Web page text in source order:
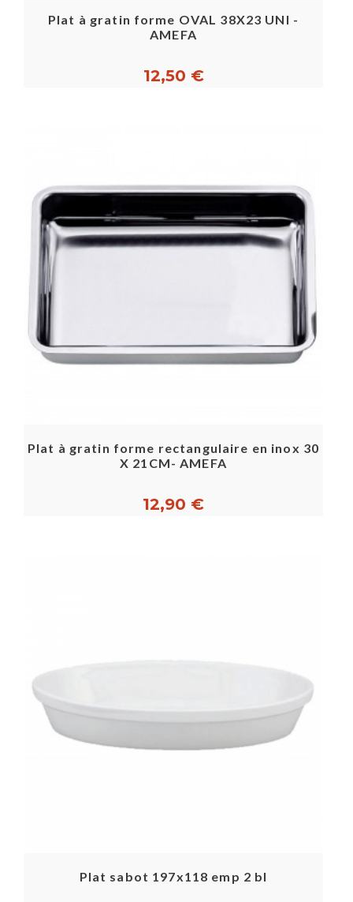
Plat à gratin forme OVAL 38X23 UNI -
AMEFA
12,50 €
Plat à gratin forme rectangulaire en inox 30
X 21CM- AMEFA
12,90 €
Plat sabot 197x118 emp 2 bl